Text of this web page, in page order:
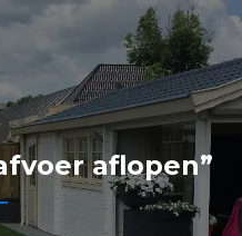
aflopen”